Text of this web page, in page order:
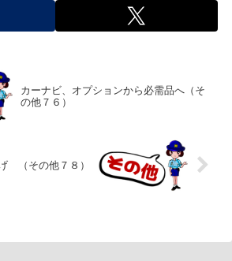
カーナビ、オプションから必需品へ（そ
の他７６）
（その他７８）